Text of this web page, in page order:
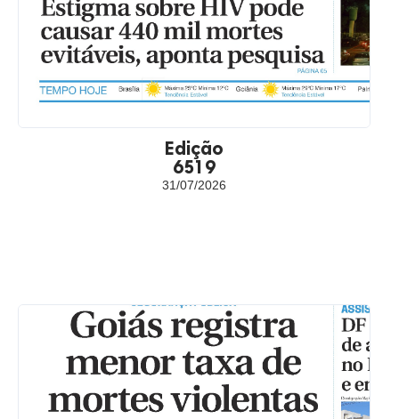
Edição
6519
31/07/2026